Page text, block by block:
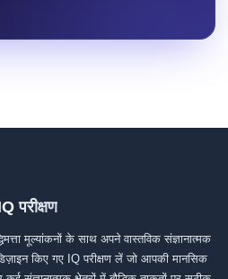
परीक्षण
मूल्यांकनों के साथ अपने वास्तविक संज्ञानात्मक
किए गए IQ परीक्षण लें जो आपकी मानसिक